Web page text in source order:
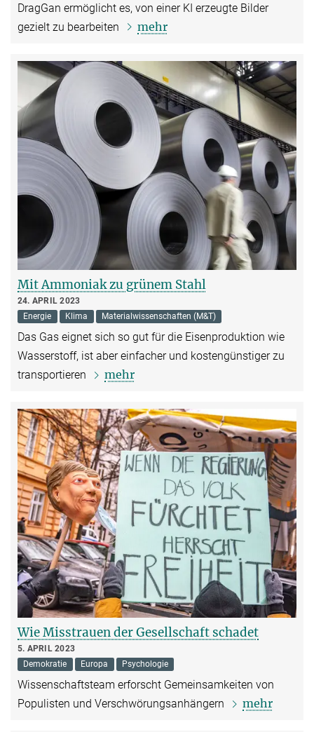
DragGan ermöglicht es, von einer KI erzeugte Bilder
gezielt zu bearbeiten
mehr
Mit Ammoniak zu grünem Stahl
24. APRIL 2023
Energie
Klima Materialwissenschaften (M&T)
Das Gas eignet sich so gut für die Eisenproduktion wie
Wasserstoff, ist aber einfacher und kostengünstiger zu
transportieren
mehr
Wie Misstrauen der Gesellschaft schadet
5. APRIL 2023
Demokratie
Europa Psychologie
Wissenschaftsteam erforscht Gemeinsamkeiten von
Populisten und Verschwörungsanhängern
mehr